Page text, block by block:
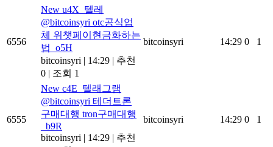
6556
New u4X_텔레
@bitcoinsyri otc공식업
체 위챗페이현금화하는
법_o5H
bitcoinsyri | 14:29 | 추천
0 | 조회 1
bitcoinsyri 14:29 0 1
6555
New c4E_텔래그램
@bitcoinsyri 테더트론
구매대행 tron구매대행
_b9R
bitcoinsyri | 14:29 | 추천
bitcoinsyri 14:29 0 1